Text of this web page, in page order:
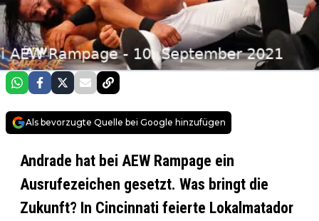
Als bevorzugte Quelle bei Google hinzufügen
Andrade hat bei AEW Rampage ein
Ausrufezeichen gesetzt. Was bringt die
Zukunft? In Cincinnati feierte Lokalmatador